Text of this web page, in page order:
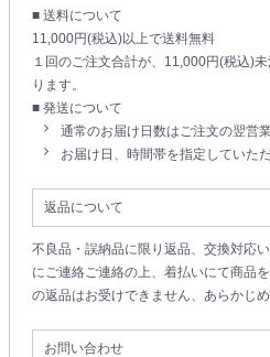
■ 送料について
11,000円(税込)以上で送料無料
１回のご注文合計が、11,000円(税込)
ります。
■ 発送について
通常のお届け日数はご注文の翌営
お届け日、時間帯を指定していただ
返品について
不良品・誤納品に限り返品、交換対応
にご連絡ご連絡の上、着払いにて商品
の返品はお受けできません、あらかじめ
お問い合わせ